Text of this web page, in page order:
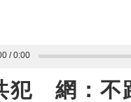
0:00
犯 網：不